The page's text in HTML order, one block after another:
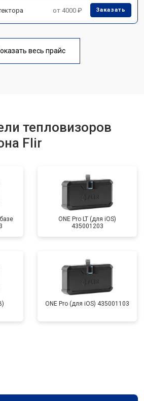
от 4000 ₽ Заказать
весь прайс
тепловизоров
Flir
ONE Pro LT (для iOS)
435001203
ONE Pro (для iOS) 435001103